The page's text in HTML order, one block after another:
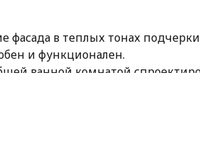
в теплых тонах
и функционален.
ванной комнатой
при необходимости может
семьи.
спроектированный камин.